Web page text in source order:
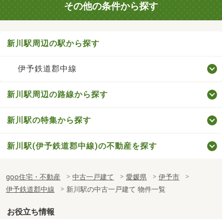
その他の条件から探す
新川駅周辺の駅から探す
伊予鉄道郡中線
新川駅周辺の路線から探す
新川駅の特集から探す
新川駅(伊予鉄道郡中線)の不動産を探す
goo住宅・不動産 中古一戸建て 愛媛県
伊予市
伊予鉄道郡中線
新川駅の中古一戸建て 物件一覧
お役立ち情報